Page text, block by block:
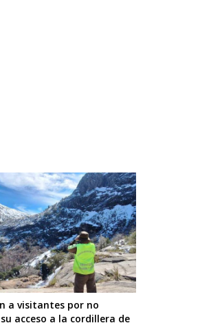
a visitantes por no
acceso a la cordillera de